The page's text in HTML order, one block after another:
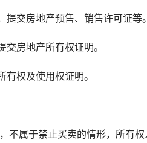
交房地产预售、销售许可证等。
房地产所有权证明。
权及使用权证明。
属于禁止买卖的情形，所有权